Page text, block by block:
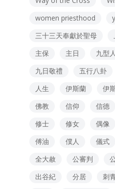
women priesthood
三十三天奉獻於聖母
主保
主日 九型
九日敬禮
五行八卦
人生
伊斯蘭 伊
佛教
信仰 信德
修士
修女 偶像
傅油
僕人 儀式
全大赦
公審判
出谷紀
分居 刺